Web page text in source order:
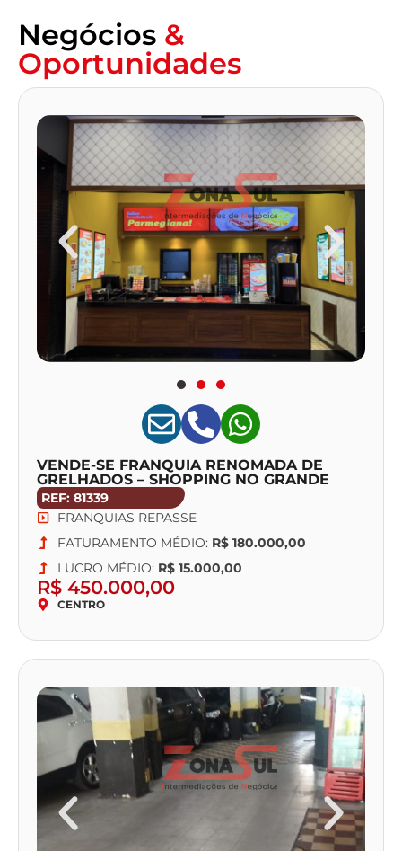
Negócios &
Oportunidades
VENDE-SE FRANQUIA RENOMADA DE
GRELHADOS – SHOPPING NO GRANDE
ABC
REF: 81339
FRANQUIAS REPASSE
FATURAMENTO MÉDIO: R$ 180.000,00
LUCRO MÉDIO: R$ 15.000,00
R$ 450.000,00
CENTRO